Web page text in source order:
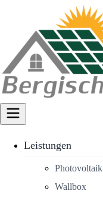
Leistungen
Photovoltaik
Wallbox